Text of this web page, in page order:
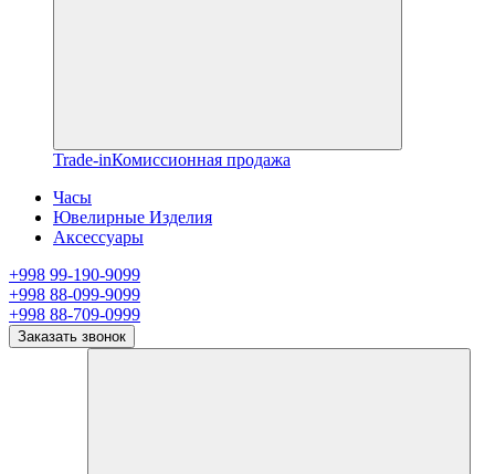
Trade-inКомиссионная продажа
Часы
Ювелирные Изделия
Аксессуары
+998 99-190-9099
+998 88-099-9099
+998 88-709-0999
Заказать звонок